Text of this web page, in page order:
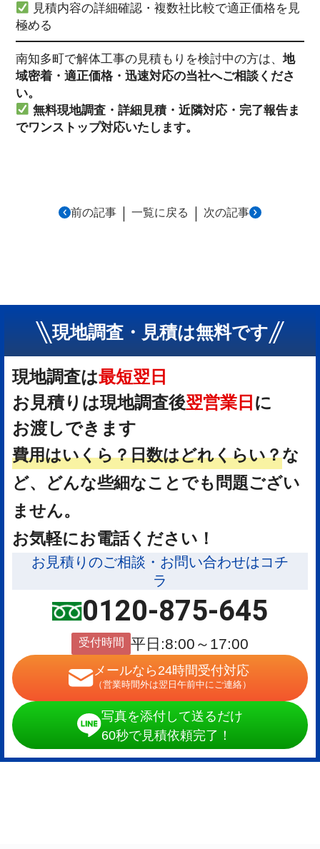
見積内容の詳細確認・複数社比較で適正価格を見
極める
南知多町で解体工事の見積もりを検討中の方は、 地
域密着・適正価格・迅速対応の当社へご相談くださ
い。
無料現地調査・詳細見積・近隣対応・完了報告ま
でワンストップ対応いたします。
前の記事 ｜ 一覧に戻る ｜ 次の記事
現地調査・見積は無料です
現地調査は最短翌日
お見積りは現地調査後翌営業日 に
お渡しできます
費用はいくら？日数はどれくらい？な
ど、どんな些細なことでも問題ござい
ません。
お気軽にお電話ください！
お見積りのご相談・お問い合わせはコチ
ラ
0120-875-645
受付時間 平日:8:00～17:00
メールなら24時間受付対応
（営業時間外は翌日午前中にご連絡）
写真を添付して送るだけ
60秒で見積依頼完了！